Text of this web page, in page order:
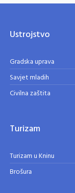
Ustrojstvo
Gradska uprava
Savjet mladih
Civilna zaštita
Turizam
Turizam u Kninu
Brošura